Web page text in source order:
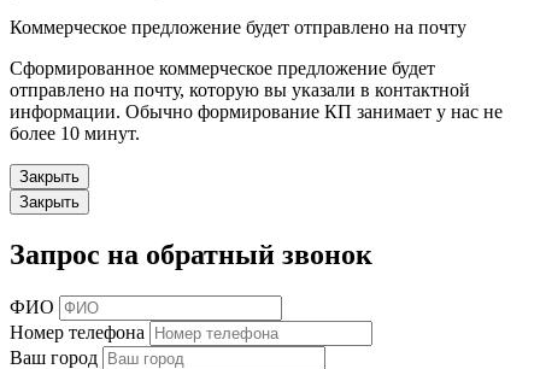
Коммерческое предложение будет отправлено на почту
Сформированное коммерческое предложение будет
отправлено на почту, которую вы указали в контактной
информации. Обычно формирование КП занимает у нас не
более 10 минут.
Закрыть
Закрыть
Запрос на обратный звонок
ФИО
Номер телефона
Ваш город